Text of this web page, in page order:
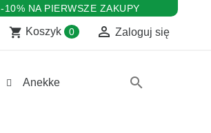
-10% NA PIERWSZE ZAKUPY
shopping_cart Koszyk 0  Zaloguj się
Anekke search